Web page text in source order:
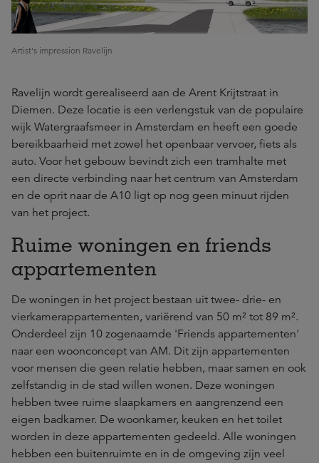
Artist's impression Ravelijn
Ravelijn wordt gerealiseerd aan de Arent Krijtstraat in
Diemen. Deze locatie is een verlengstuk van de populaire
wijk Watergraafsmeer in Amsterdam en heeft een goede
bereikbaarheid met zowel het openbaar vervoer, fiets als
auto. Voor het gebouw bevindt zich een tramhalte met
een directe verbinding naar het centrum van Amsterdam
en de oprit naar de A10 ligt op nog geen minuut rijden
van het project.
Ruime woningen en friends
appartementen
De woningen in het project bestaan uit twee- drie- en
vierkamerappartementen, variërend van 50 m² tot 89 m².
Onderdeel zijn 10 zogenaamde 'Friends appartementen'
naar een woonconcept van AM. Dit zijn appartementen
voor mensen die geen relatie hebben, maar samen en ook
zelfstandig in de stad willen wonen. Deze woningen
hebben twee ruime slaapkamers en aangrenzend een
eigen badkamer. De woonkamer, keuken en het toilet
worden in deze appartementen gedeeld. Alle woningen
hebben een buitenruimte en in de omgeving zijn veel